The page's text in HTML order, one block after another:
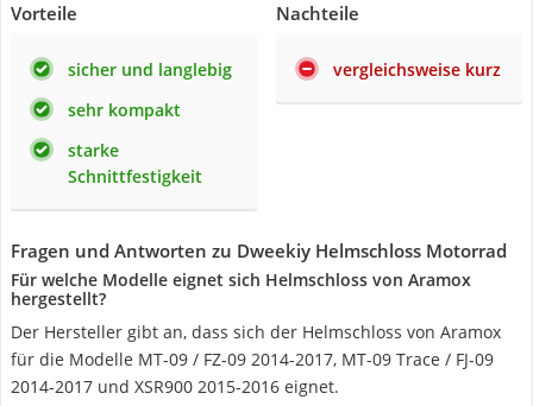
Vorteile
sicher und langlebig
sehr kompakt
starke
Schnittfestigkeit
Nachteile
vergleichsweise kurz
Fragen und Antworten zu Dweekiy Helmschloss Motorrad
Für welche Modelle eignet sich Helmschloss von Aramox
hergestellt?
Der Hersteller gibt an, dass sich der Helmschloss von Aramox
für die Modelle MT-09 / FZ-09 2014-2017, MT-09 Trace / FJ-09
2014-2017 und XSR900 2015-2016 eignet.